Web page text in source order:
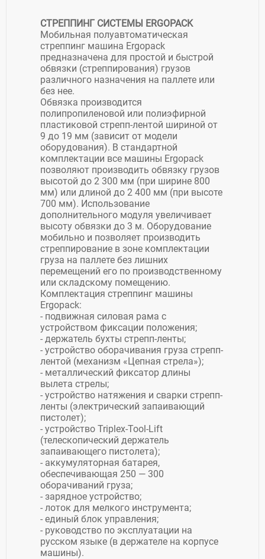
СТРЕППИНГ СИСТЕМЫ ERGOPACK
Мобильная полуавтоматическая
стреппинг машина Ergopack
предназначена для простой и быстрой
обвязки (стреппирования) грузов
различного назначения на паллете или
без нее.
Обвязка производится
полипропиленовой или полиэфирной
пластиковой стрепп-лентой шириной от
9 до 19 мм (зависит от модели
оборудования). В стандартной
комплектации все машины Ergopack
позволяют производить обвязку грузов
высотой до 2 300 мм (при ширине 800
мм) или длиной до 2 400 мм (при высоте
700 мм). Использование
дополнительного модуля увеличивает
высоту обвязки до 3 м. Оборудование
мобильно и позволяет производить
стреппирование в зоне комплектации
груза на паллете без лишних
перемещений его по производственному
или складскому помещению.
Комплектация стреппинг машины
Ergopack:
- подвижная силовая рама с
устройством фиксации положения;
- держатель бухты стрепп-ленты;
- устройство оборачивания груза стрепп-
лентой (механизм «Цепная стрела»);
- металлический фиксатор длины
вылета стрелы;
- устройство натяжения и сварки стрепп-
ленты (электрический запаивающий
пистолет);
- устройство Triplex-Tool-Lift
(телескопический держатель
запаивающего пистолета);
- аккумуляторная батарея,
обеспечивающая 250 — 300
оборачиваний груза;
- зарядное устройство;
- лоток для мелкого инструмента;
- единый блок управления;
- руководство по эксплуатации на
русском языке (в держателе на корпусе
машины).